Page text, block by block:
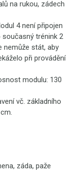
na rukou, zádech
4 není připojen
trénink 2
nemůže stát, aby
při provádění
modulu: 130
vč. základního
záda, paže